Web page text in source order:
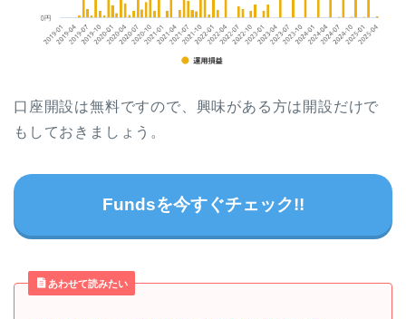
口座開設は無料ですので、興味がある方は開設だけで
もしておきましょう。
Fundsを今すぐチェック!!
あわせて読みたい